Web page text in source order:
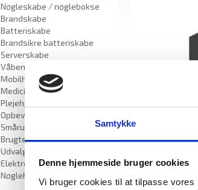
Samtykke
Denne hjemmeside bruger cookies
Vi bruger cookies til at tilpasse
Nøgleskabe / nøglebokse
Brandskabe
Batteriskabe
Brandsikre batteriskabe
Serverskabe
Våbenskabe
Mobilhotel
Medicinskabe til
Plejehjem/Bosteder
Opbevaringsskabe /
Smårumsskabe
Brugte skabe - Lagersalg
Udvalgte varer
Elektroniske Nøgleskabe
Nøglehåndtering